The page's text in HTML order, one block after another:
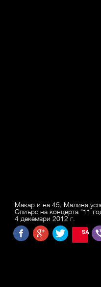
Макар и на 45, Малина
Спиърс на концерта "11
4 декември 2012 г.
SAVE